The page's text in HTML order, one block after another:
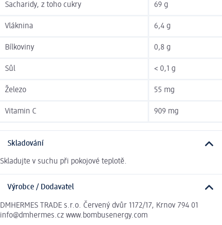
Sacharidy, z toho cukry 69 g
Vláknina 6,4 g
Bílkoviny 0,8 g
Sůl < 0,1 g
Železo 55 mg
Vitamin C 909 mg
Skladování
Skladujte v suchu při pokojové teplotě.
Výrobce / Dodavatel
DMHERMES TRADE s.r.o. Červený dvůr 1172/17, Krnov 794 01
info@dmhermes.cz www.bombusenergy.com